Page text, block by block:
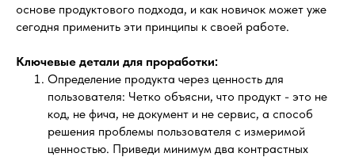
основе продуктового подхода, и как новичок может уже
сегодня применить эти принципы к своей работе.
Ключевые детали для проработки:
Определение продукта через ценность для
пользователя: Четко объясни, что продукт - это не
код, не фича, не документ и не сервис, а способ
решения проблемы пользователя с измеримой
ценностью. Приведи минимум два контрастных